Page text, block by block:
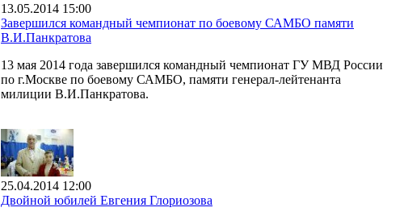
13.05.2014 15:00
Завершился командный чемпионат по боевому САМБО памяти
В.И.Панкратова
13 мая 2014 года завершился командный чемпионат ГУ МВД России
по г.Москве по боевому САМБО, памяти генерал-лейтенанта
милиции В.И.Панкратова.
25.04.2014 12:00
Двойной юбилей Евгения Глориозова